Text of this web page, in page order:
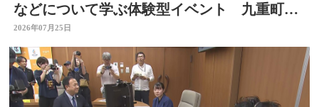
などについて学ぶ体験型イベント 九重町・
大分
2026年07月25日